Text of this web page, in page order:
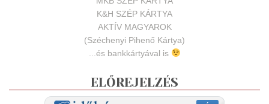
K&H SZÉP KÁRTYA
AKTÍV MAGYAROK
(Széchenyi Pihenő Kártya)
...és bankkártyával is
ELŐREJELZÉS